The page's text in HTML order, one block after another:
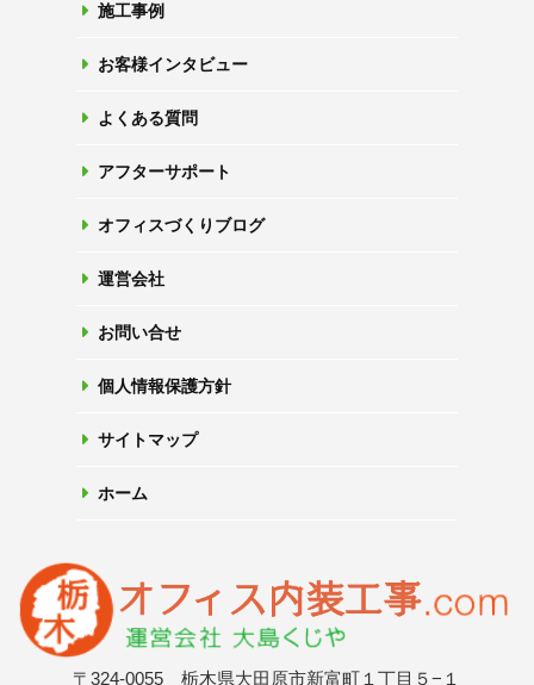
施工事例
お客様インタビュー
よくある質問
アフターサポート
オフィスづくりブログ
運営会社
お問い合せ
個人情報保護方針
サイトマップ
ホーム
〒324-0055 栃木県大田原市新富町１丁目５−１